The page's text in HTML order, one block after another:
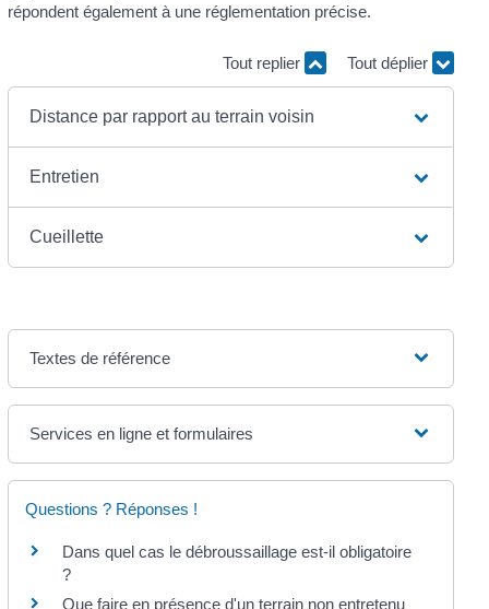
répondent également à une réglementation précise.
Tout replier Tout déplier
Distance par rapport au terrain voisin
Entretien
Cueillette
Textes de référence
Services en ligne et formulaires
Questions ? Réponses !
Dans quel cas le débroussaillage est-il obligatoire
?
Que faire en présence d'un terrain non entretenu